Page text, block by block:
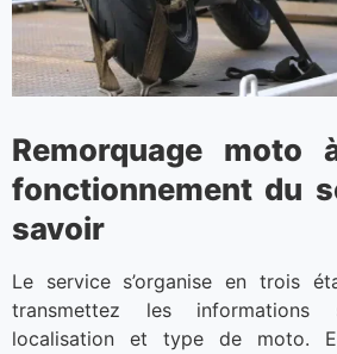
Remorquage moto
fonctionnement du
savoir
Le service s’organise en trois
transmettez les
localisation et type de moto.